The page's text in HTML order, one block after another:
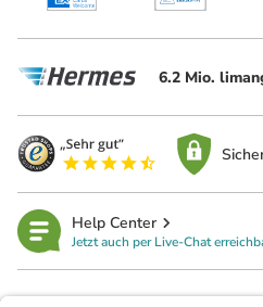
6.2 Mio.
Help Center
Jetzt auch per Live-Chat